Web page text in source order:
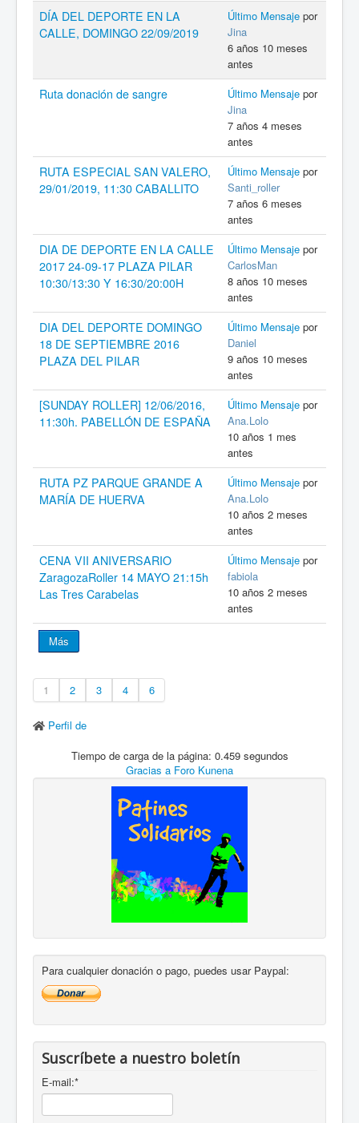
Más
DÍA DEL DEPORTE EN LA
CALLE, DOMINGO 22/09/2019
Último Mensaje por
Jina
6 años 10 meses
antes
Ruta donación de sangre Último Mensaje por
Jina
7 años 4 meses
antes
RUTA ESPECIAL SAN VALERO,
29/01/2019, 11:30 CABALLITO
Último Mensaje por
Santi_roller
7 años 6 meses
antes
DIA DE DEPORTE EN LA CALLE
2017 24-09-17 PLAZA PILAR
10:30/13:30 Y 16:30/20:00H
Último Mensaje por
CarlosMan
8 años 10 meses
antes
DIA DEL DEPORTE DOMINGO
18 DE SEPTIEMBRE 2016
PLAZA DEL PILAR
Último Mensaje por
Daniel
9 años 10 meses
antes
[SUNDAY ROLLER] 12/06/2016,
11:30h. PABELLÓN DE ESPAÑA
Último Mensaje por
Ana.Lolo
10 años 1 mes
antes
RUTA PZ PARQUE GRANDE A
MARÍA DE HUERVA
Último Mensaje por
Ana.Lolo
10 años 2 meses
antes
CENA VII ANIVERSARIO
ZaragozaRoller 14 MAYO 21:15h
Las Tres Carabelas
Último Mensaje por
fabiola
10 años 2 meses
antes
1 2 3 4 6
Perfil de
Tiempo de carga de la página: 0.459 segundos
Gracias a Foro Kunena
Para cualquier donación o pago, puedes usar Paypal:
Suscríbete a nuestro boletín
E-mail:*